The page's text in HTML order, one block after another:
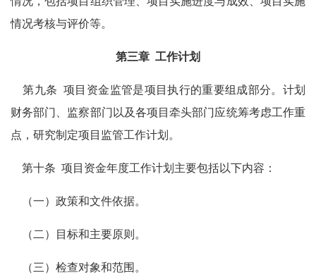
情况考核与评价等。
第三章 工作计划
第九条 项目资金监管是项目执行的重要组成部分。计划
财务部门、监察部门以及各项目牵头部门应统筹考虑工作重
点，研究制定项目监管工作计划。
第十条 项目资金年度工作计划主要包括以下内容：
（一）政策和文件依据。
（二）目标和主要原则。
（三）检查对象和范围。